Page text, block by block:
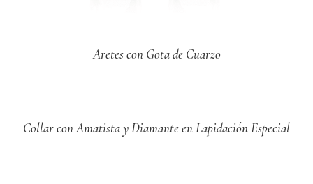
Aretes con Gota de Cuarzo
Collar con Amatista y Diamante en Lapidación Especial